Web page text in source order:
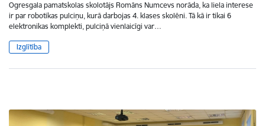
Ogresgala pamatskolas skolotājs Romāns Numcevs norāda, ka liela interese
ir par robotikas pulciņu, kurā darbojas 4. klases skolēni. Tā kā ir tikai 6
elektronikas komplekti, pulciņā vienlaicīgi var…
Izglītība